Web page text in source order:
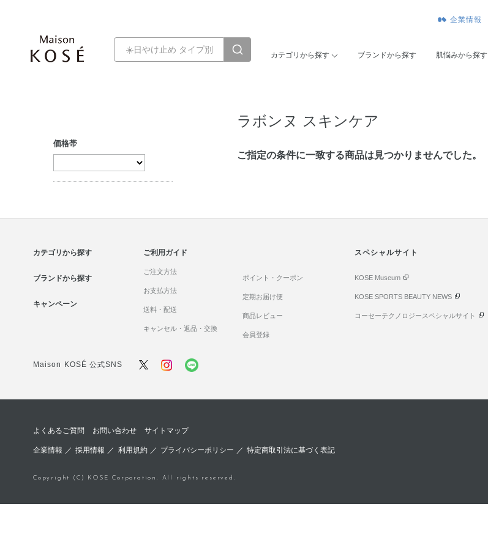
企業情報
カテゴリから探す ブランドから探す 肌悩みから探す
ラボンヌ スキンケア
価格帯
ご指定の条件に⼀致する商品は見つかりませんでした。
カテゴリから探す
ブランドから探す
キャンペーン
ご利用ガイド
ご注文方法
お支払方法
送料・配送
キャンセル・返品・交換
ポイント・クーポン
定期お届け便
商品レビュー
会員登録
スペシャルサイト
KOSE Museum
KOSE SPORTS BEAUTY NEWS
コーセーテクノロジースペシャルサイト
Maison KOSÉ 公式SNS
よくあるご質問 お問い合わせ サイトマップ
企業情報 ／採用情報 ／ 利用規約／ プライバシーポリシー ／ 特定商取引法に基づく表記
Copyright (C) KOSE Corporation. All rights reserved.